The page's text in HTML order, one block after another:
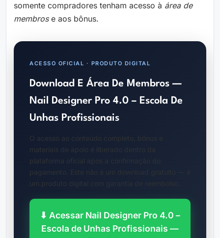
somente compradores tenham acesso à área de
membrose aos bônus.
ACESSO OFICIAL · PRODUTO DIGITAL
Download E Área De Membros —
Nail Designer Pro 4.0 – Escola De
Unhas Profissionais
O acesso ao conteúdo completo, bônus e
materiais de apoio é liberado dentro da
plataforma oficial após a confirmação do
pagamento. Este não é um download gratuito — é
um produto digital com garantia de reembolso.
⬇ Acessar Nail Designer Pro 4.0 –
Escola de Unhas Profissionais —